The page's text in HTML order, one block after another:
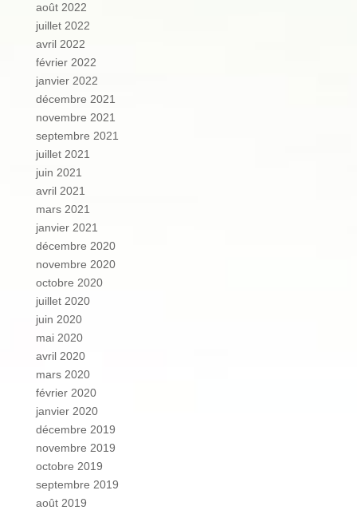
août 2022
juillet 2022
avril 2022
février 2022
janvier 2022
décembre 2021
novembre 2021
septembre 2021
juillet 2021
juin 2021
avril 2021
mars 2021
janvier 2021
décembre 2020
novembre 2020
octobre 2020
juillet 2020
juin 2020
mai 2020
avril 2020
mars 2020
février 2020
janvier 2020
décembre 2019
novembre 2019
octobre 2019
septembre 2019
août 2019